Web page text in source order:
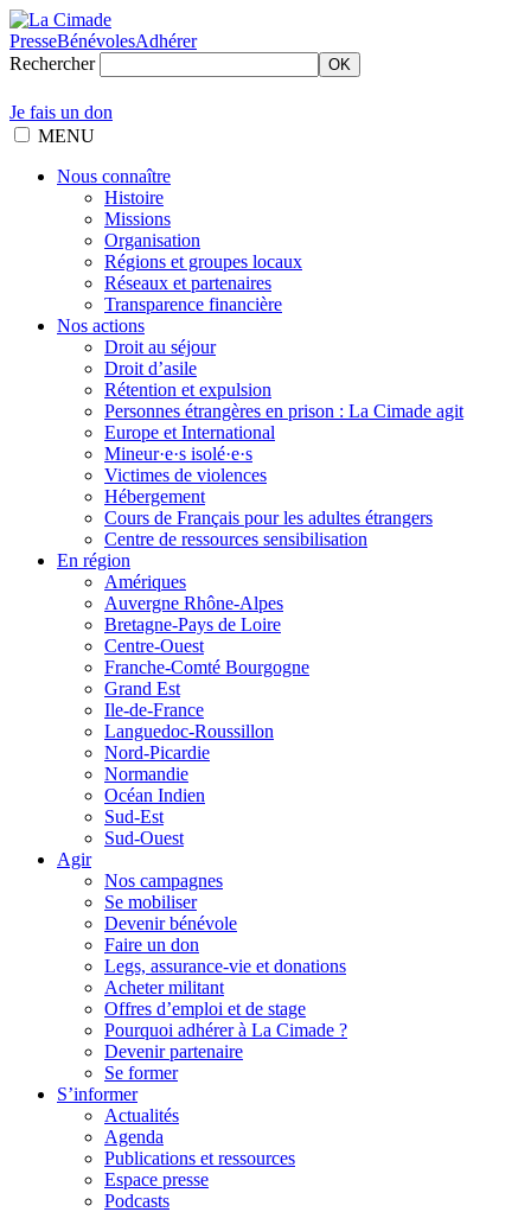
PresseBénévolesAdhérer
Rechercher
OK
Je fais un don
MENU
Nous connaître
Histoire
Missions
Organisation
Régions et groupes locaux
Réseaux et partenaires
Transparence financière
Nos actions
Droit au séjour
Droit d’asile
Rétention et expulsion
Personnes étrangères en prison : La Cimade agit
Europe et International
Mineur·e·s isolé·e·s
Victimes de violences
Hébergement
Cours de Français pour les adultes étrangers
Centre de ressources sensibilisation
En région
Amériques
Auvergne Rhône-Alpes
Bretagne-Pays de Loire
Centre-Ouest
Franche-Comté Bourgogne
Grand Est
Ile-de-France
Languedoc-Roussillon
Nord-Picardie
Normandie
Océan Indien
Sud-Est
Sud-Ouest
Agir
Nos campagnes
Se mobiliser
Devenir bénévole
Faire un don
Legs, assurance-vie et donations
Acheter militant
Offres d’emploi et de stage
Pourquoi adhérer à La Cimade ?
Devenir partenaire
Se former
S’informer
Actualités
Agenda
Publications et ressources
Espace presse
Podcasts